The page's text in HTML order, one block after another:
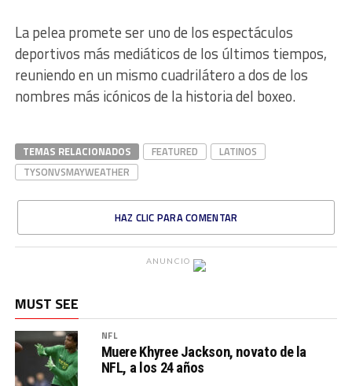
La pelea promete ser uno de los espectáculos
deportivos más mediáticos de los últimos tiempos,
reuniendo en un mismo cuadrilátero a dos de los
nombres más icónicos de la historia del boxeo.
TEMAS RELACIONADOS FEATURED
LATINOS
TYSONVSMAYWEATHER
HAZ CLIC PARA COMENTAR
ANUNCIO
MUST SEE
NFL
Muere Khyree Jackson, novato de la
NFL, a los 24 años